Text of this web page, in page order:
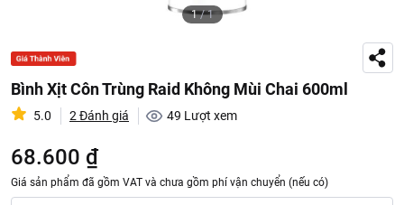
1/1
Bình Xịt Côn Trùng Raid Không Mùi Chai 600ml
5.0 2 Đánh giá 49 Lượt xem
68.600 ₫
Giá sản phẩm đã gồm VAT và chưa gồm phí vận chuyển (nếu có)